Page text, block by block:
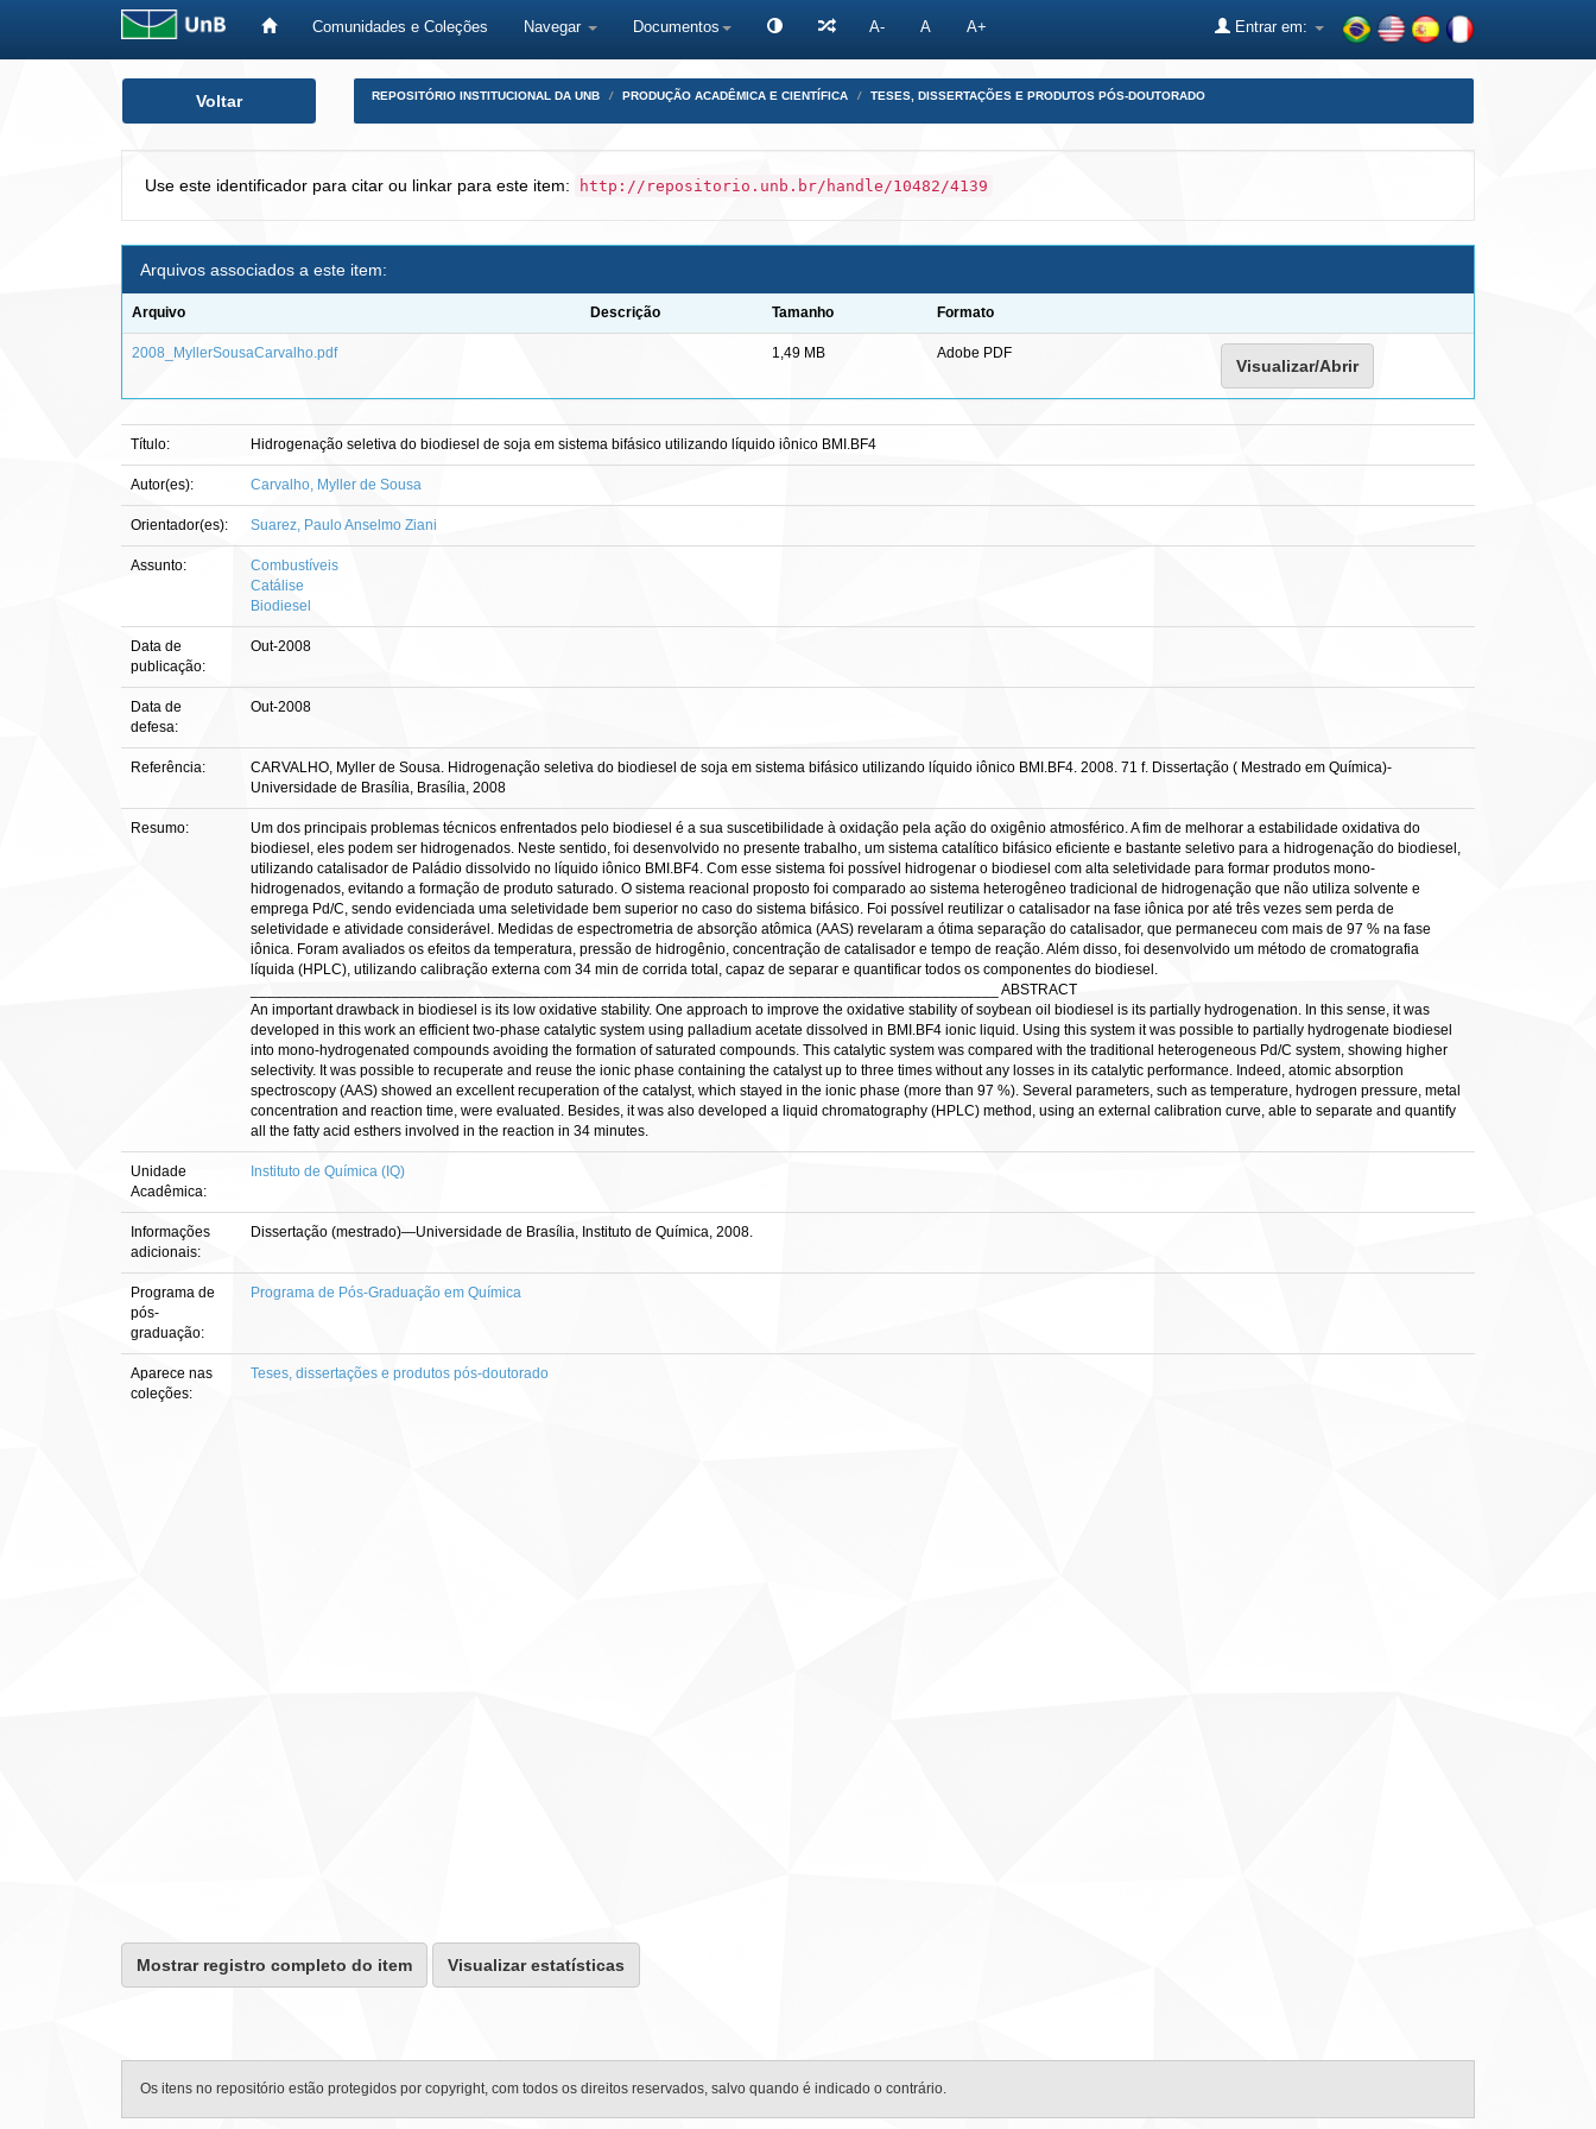
Comunidades e Coleções Navegar Documentos A- A A+ Entrar em:
Voltar REPOSITÓRIO INSTITUCIONAL DA UNB PRODUÇÃO ACADÊMICA E CIENTÍFICA TESES, DISSERTAÇÕES E PRODUTOS PÓS-DOUTORADO
Use este identificador para citar ou linkar para este item: http://repositorio.unb.br/handle/10482/4139
Arquivos associados a este item:
Arquivo Descrição Tamanho Formato
2008_MyllerSousaCarvalho.pdf 1,49 MB Adobe PDF
Visualizar/Abrir
Título: Hidrogenação seletiva do biodiesel de soja em sistema bifásico utilizando líquido iônico BMI.BF4
Autor(es): Carvalho, Myller de Sousa
Orientador(es): Suarez, Paulo Anselmo Ziani
Assunto:
Combustíveis
Catálise
Biodiesel
Data de
publicação:
Out-2008
Data de
defesa:
Out-2008
Referência:
CARVALHO, Myller de Sousa. Hidrogenação seletiva do biodiesel de soja em sistema bifásico utilizando líquido iônico BMI.BF4. 2008. 71 f. Dissertação ( Mestrado em Química)-
Universidade de Brasília, Brasília, 2008
Resumo:
Um dos principais problemas técnicos enfrentados pelo biodiesel é a sua suscetibilidade à oxidação pela ação do oxigênio atmosférico. A fim de melhorar a estabilidade oxidativa do
biodiesel, eles podem ser hidrogenados. Neste sentido, foi desenvolvido no presente trabalho, um sistema catalítico bifásico eficiente e bastante seletivo para a hidrogenação do biodiesel,
utilizando catalisador de Paládio dissolvido no líquido iônico BMI.BF4. Com esse sistema foi possível hidrogenar o biodiesel com alta seletividade para formar produtos mono-
hidrogenados, evitando a formação de produto saturado. O sistema reacional proposto foi comparado ao sistema heterogêneo tradicional de hidrogenação que não utiliza solvente e
emprega Pd/C, sendo evidenciada uma seletividade bem superior no caso do sistema bifásico. Foi possível reutilizar o catalisador na fase iônica por até três vezes sem perda de
seletividade e atividade considerável. Medidas de espectrometria de absorção atômica (AAS) revelaram a ótima separação do catalisador, que permaneceu com mais de 97 % na fase
iônica. Foram avaliados os efeitos da temperatura, pressão de hidrogênio, concentração de catalisador e tempo de reação. Além disso, foi desenvolvido um método de cromatografia
líquida (HPLC), utilizando calibração externa com 34 min de corrida total, capaz de separar e quantificar todos os componentes do biodiesel.
__________________________________________________________________________________________ ABSTRACT
An important drawback in biodiesel is its low oxidative stability. One approach to improve the oxidative stability of soybean oil biodiesel is its partially hydrogenation. In this sense, it was
developed in this work an efficient two-phase catalytic system using palladium acetate dissolved in BMI.BF4 ionic liquid. Using this system it was possible to partially hydrogenate biodiesel
into mono-hydrogenated compounds avoiding the formation of saturated compounds. This catalytic system was compared with the traditional heterogeneous Pd/C system, showing higher
selectivity. It was possible to recuperate and reuse the ionic phase containing the catalyst up to three times without any losses in its catalytic performance. Indeed, atomic absorption
spectroscopy (AAS) showed an excellent recuperation of the catalyst, which stayed in the ionic phase (more than 97 %). Several parameters, such as temperature, hydrogen pressure, metal
concentration and reaction time, were evaluated. Besides, it was also developed a liquid chromatography (HPLC) method, using an external calibration curve, able to separate and quantify
all the fatty acid esthers involved in the reaction in 34 minutes.
Unidade
Acadêmica:
Instituto de Química (IQ)
Informações
adicionais:
Dissertação (mestrado)—Universidade de Brasília, Instituto de Química, 2008.
Programa de
pós-
graduação:
Programa de Pós-Graduação em Química
Aparece nas
coleções:
Teses, dissertações e produtos pós-doutorado
Mostrar registro completo do item Visualizar estatísticas
Os itens no repositório estão protegidos por copyright, com todos os direitos reservados, salvo quando é indicado o contrário.